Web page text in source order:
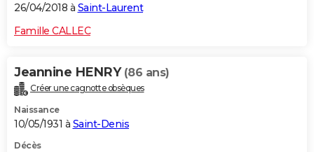
26/04/2018 à Saint-Laurent
Famille CALLEC
Jeannine HENRY (86 ans)
Créer une cagnotte obsèques
Naissance
10/05/1931 à Saint-Denis
Décès